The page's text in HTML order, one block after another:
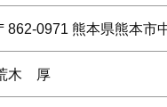
862-0971 熊本県熊本市
木 厚